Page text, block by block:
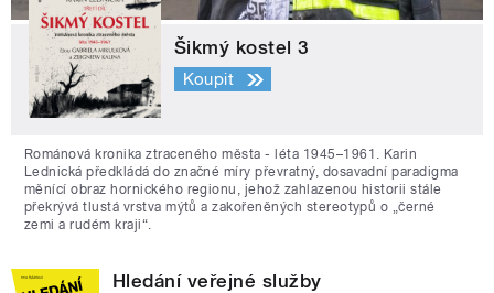
Šikmý kostel 3
Koupit
Románová kronika ztraceného města - léta 1945–1961. Karin
Lednická předkládá do značné míry převratný, dosavadní paradigma
měnící obraz hornického regionu, jehož zahlazenou historii stále
překrývá tlustá vrstva mýtů a zakořeněných stereotypů o „černé
zemi a rudém kraji“.
Hledání veřejné služby